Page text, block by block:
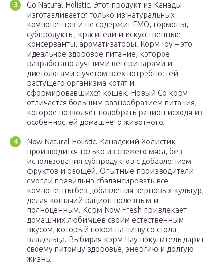
Go Natural Holistic. Этот продукт из Канады
изготавливается только из натуральных
компонентов и не содержит ГМО, гормоны,
субпродукты, красители и искусственные
консерванты, ароматизаторы. Корм Гоу – это
идеальное здоровое питание, которое
разработано лучшими ветеринарами и
диетологами с учетом всех потребностей
растущего организма котят и
сформировавшихся кошек. Новый Go корм
отличается большим разнообразием питания,
которое позволяет подобрать рацион исходя из
особенностей домашнего животного.
Now Natural Holistic. Канадский Холистик
производится только из свежего мяса, без
использования субпродуктов с добавлением
фруктов и овощей. Опытные производители
смогли правильно сбалансировать все
компоненты без добавления зерновых культур,
делая кошачий рацион полезным и
полноценным. Корм Now Fresh привлекает
домашних любимцев своим естественным
вкусом, который похож на пищу со стола
владельца. Выбирая корм Нау покупатель дарит
своему питомцу здоровье, энергию и долгую
жизнь.